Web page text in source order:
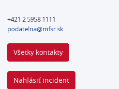
+421 2 5958 1111
podatelna@mfsr.sk
Všetky kontakty
Nahlásiť incident